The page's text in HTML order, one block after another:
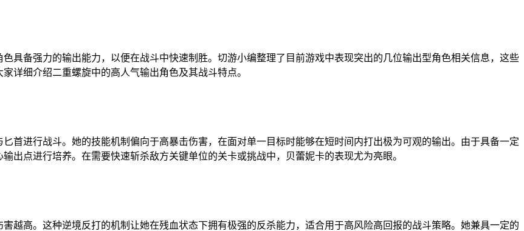
具备强力的输出能力，以便在战斗中快速制胜。切游小编整理了目前游戏中表现突出的几位输出型角色相关信息，这些
详细介绍二重螺旋中的高人气输出角色及其战斗特点。
首进行战斗。她的技能机制偏向于高暴击伤害，在面对单一目标时能够在短时间内打出极为可观的输出。由于具备一定
出点进行培养。在需要快速斩杀敌方关键单位的关卡或挑战中，贝蕾妮卡的表现尤为亮眼。
越高。这种逆境反打的机制让她在残血状态下拥有极强的反杀能力，适合用于高风险高回报的战斗策略。她兼具一定的